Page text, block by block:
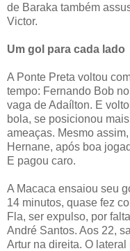
de Baraka também
Victor.
Um gol para cada lado
A Ponte Preta voltou
tempo: Fernando Bob
vaga de Adaílton. E
bola, se posicionou
ameaças. Mesmo
Hernane, após boa
E pagou caro.
A Macaca ensaiou seu
14 minutos, quase fez
Fla, ser expulso, por
André Santos. Aos 22,
Artur na direita. O